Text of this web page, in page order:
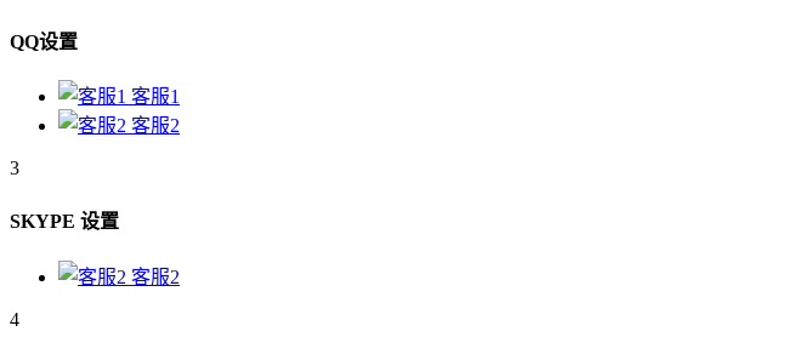
QQ设置
客服1
客服2
3
SKYPE 设置
客服2
4